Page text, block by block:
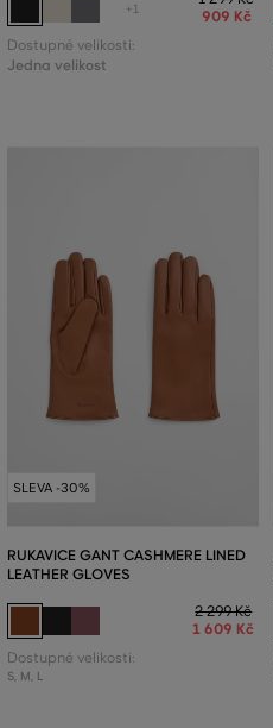
+1 909 Kč
Dostupné velikosti:
Jedna velikost
SLEVA -30%
RUKAVICE GANT CASHMERE LINED
LEATHER GLOVES
2 299 Kč
1 609 Kč
Dostupné velikosti:
S, M L